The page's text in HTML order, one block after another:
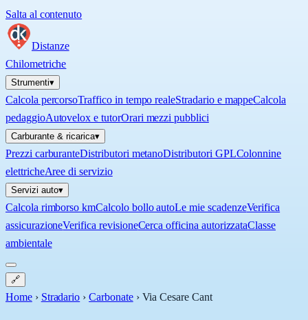
Salta al contenuto
Distanze
Chilometriche
Strumenti▾
Calcola percorsoTraffico in tempo realeStradario e mappeCalcola
pedaggioAutovelox e tutorOrari mezzi pubblici
Carburante & ricarica▾
Prezzi carburanteDistributori metanoDistributori GPLColonnine
elettricheAree di servizio
Servizi auto▾
Calcola rimborso kmCalcolo bollo autoLe mie scadenzeVerifica
assicurazioneVerifica revisioneCerca officina autorizzataClasse
ambientale
🔗
Home › Stradario › Carbonate › Via Cesare Cant